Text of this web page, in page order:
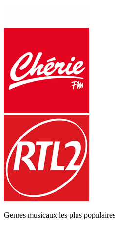
Genres musicaux les plus populaires